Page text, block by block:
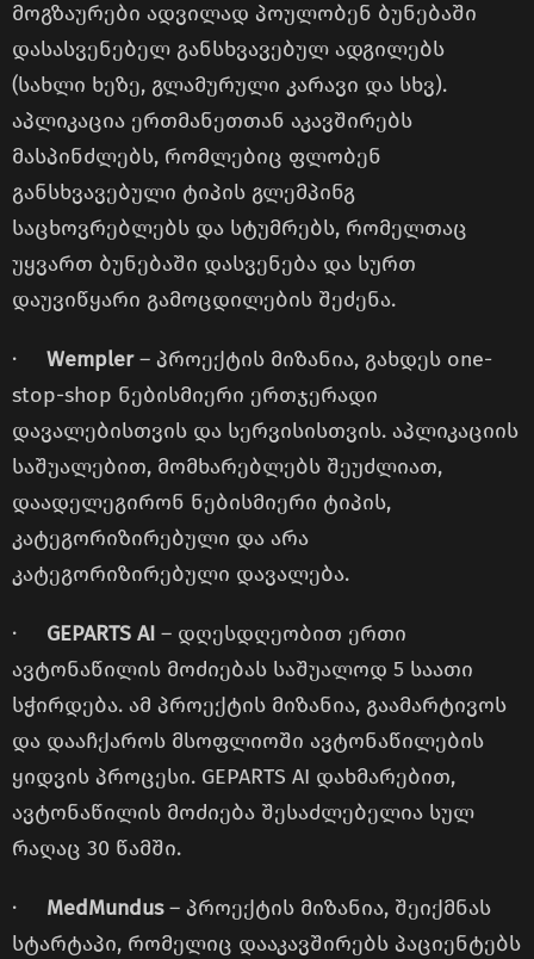
მოგზაურები ადვილად პოულობენ ბუნებაში
დასასვენებელ განსხვავებულ ადგილებს
(სახლი ხეზე, გლამურული კარავი და სხვ).
აპლიკაცია ერთმანეთთან აკავშირებს
მასპინძლებს, რომლებიც ფლობენ
განსხვავებული ტიპის გლემპინგ
საცხოვრებლებს და სტუმრებს, რომელთაც
უყვართ ბუნებაში დასვენება და სურთ
დაუვიწყარი გამოცდილების შეძენა.
· Wempler– პროექტის მიზანია, გახდეს one-
stop-shop ნებისმიერი ერთჯერადი
დავალებისთვის და სერვისისთვის. აპლიკაციის
საშუალებით, მომხარებლებს შეუძლიათ,
დაადელეგირონ ნებისმიერი ტიპის,
კატეგორიზირებული და არა
კატეგორიზირებული დავალება.
· GEPARTS AI – დღესდღეობით ერთი
ავტონაწილის მოძიებას საშუალოდ 5 საათი
სჭირდება. ამ პროექტის მიზანია, გაამარტივოს
და დააჩქაროს მსოფლიოში ავტონაწილების
ყიდვის პროცესი. GEPARTS AI დახმარებით,
ავტონაწილის მოძიება შესაძლებელია სულ
რაღაც 30 წამში.
· MedMundus– პროექტის მიზანია, შეიქმნას
სტარტაპი, რომელიც დააკავშირებს პაციენტებს